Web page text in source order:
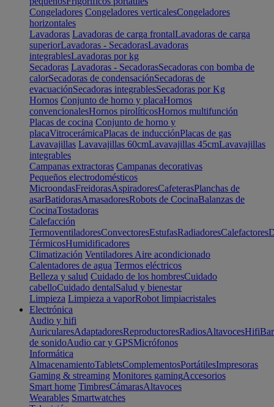
Congeladores Congeladores verticalesCongeladores
horizontales
Lavadoras Lavadoras de carga frontalLavadoras de carga
superiorLavadoras - SecadorasLavadoras
integrablesLavadoras por kg
Secadoras Lavadoras - SecadorasSecadoras con bomba de
calorSecadoras de condensaciónSecadoras de
evacuaciónSecadoras integrablesSecadoras por Kg
Hornos Conjunto de horno y placaHornos
convencionalesHornos pirolíticosHornos multifunción
Placas de cocina Conjunto de horno y
placaVitrocerámicaPlacas de inducciónPlacas de gas
Lavavajillas Lavavajillas 60cmLavavajillas 45cmLavavajillas
integrables
Campanas extractoras Campanas decorativas
Pequeños electrodomésticos
MicroondasFreidorasAspiradoresCafeterasPlanchas de
asarBatidorasAmasadoresRobots de CocinaBalanzas de
CocinaTostadoras
Calefacción
TermoventiladoresConvectoresEstufasRadiadoresCalefactores
TérmicosHumidificadores
Climatización Ventiladores Aire acondicionado
Calentadores de agua Termos eléctricos
Belleza y salud Cuidado de los hombresCuidado
cabelloCuidado dentalSalud y bienestar
Limpieza Limpieza a vaporRobot limpiacristales
Electrónica
Audio y hifi
AuricularesAdaptadoresReproductoresRadiosAltavocesHifi
de sonidoAudio car y GPSMicrófonos
Informática
AlmacenamientoTabletsComplementosPortátilesImpresoras
Gaming & streaming Monitores gamingAccesorios
Smart home TimbresCámarasAltavoces
Wearables Smartwatches